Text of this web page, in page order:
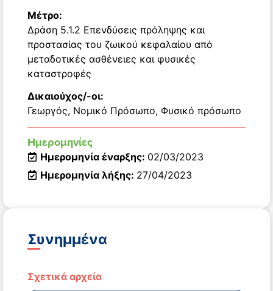
Μέτρο:
Δράση 5.1.2 Επενδύσεις πρόληψης και
προστασίας του ζωικού κεφαλαίου από
μεταδοτικές ασθένειες και φυσικές
καταστροφές
Δικαιούχος/-οι:
Γεωργός, Νομικό Πρόσωπο, Φυσικό πρόσωπο
Ημερομηνίες
Ημερομηνία έναρξης: 02/03/2023
Ημερομηνία λήξης: 27/04/2023
Συνημμένα
Σχετικά αρχεία